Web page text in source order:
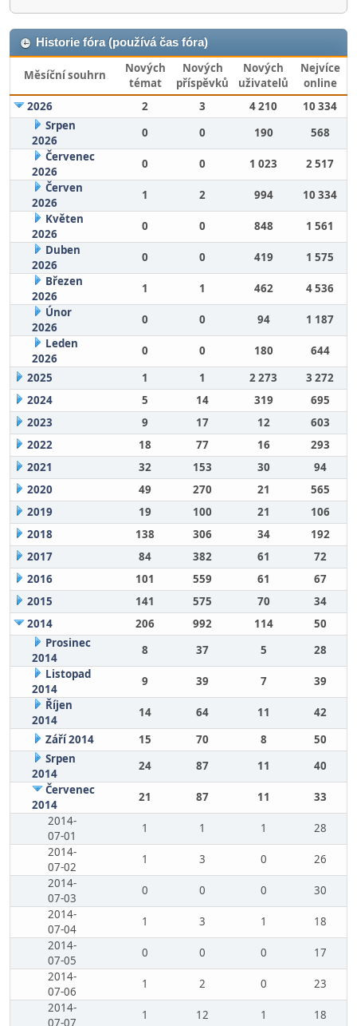
Historie fóra (používá čas fóra)
Měsíční souhrn
Nových
témat
Nových
příspěvků
Nových
uživatelů
Nejvíce
online
2026
2 3 4 210
10 334
Srpen
2026
0 0 190
568
Červenec
2026
0 0 1 023
2 517
Červen
2026
1 2 994
10 334
Květen
2026
0 0 848
1 561
Duben
2026
0 0 419
1 575
Březen
2026
1 1 462
4 536
Únor
2026
0 0 94
1 187
Leden
2026
0 0 180
644
2025
1 1 2 273
3 272
2024
5 14 319
695
2023
9 17 12
603
2022
18 77 16
293
2021
32 153 30
94
2020
49 270 21
565
2019
19 100 21
106
2018
138 306 34
192
2017
84 382 61
72
2016
101 559 61
67
2015
141 575 70
34
2014
206 992 114
50
Prosinec
2014
8 37 5
28
Listopad
2014
9 39 7
39
Říjen
2014
14 64 11
42
Září 2014
15 70 8
50
Srpen
2014
24 87 11
40
Červenec
2014
21 87 11
33
2014-
07-01
1 1 1
28
2014-
07-02
1 3 0
26
2014-
07-03
0 0 0
30
2014-
07-04
1 3 1
18
2014-
07-05
0 0 0
17
2014-
07-06
1 2 0
23
2014-
07-07
1 12 1
18